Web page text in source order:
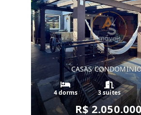
CASAS
4 dorms 3 suítes
R$ 2.050.000